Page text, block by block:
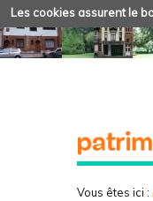
Les cookies assurent le
Vous êtes ici :